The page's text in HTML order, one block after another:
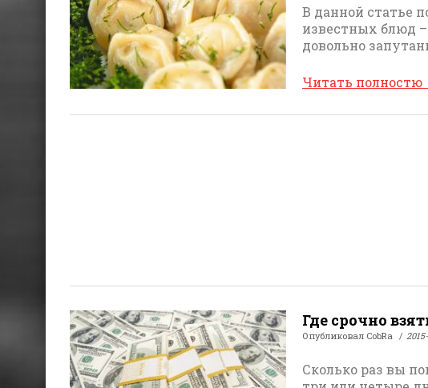
В данной статье
известных блюд
довольно
Читать полностю
Где срочно
Опубликовал CobRa
Сколько раз вы